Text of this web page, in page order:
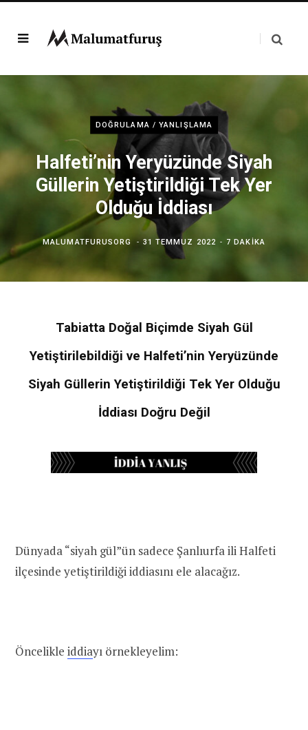
DOĞRULAMA / YANLIŞLAMA
Halfeti’nin Yeryüzünde Siyah
Güllerin Yetiştirildiği Tek Yer
Olduğu İddiası
MALUMATFURUSORG 31 TEMMUZ 2022 7 DAKIKA
Tabiatta Doğal Biçimde Siyah Gül
Yetiştirilebildiği ve Halfeti’nin Yeryüzünde
Siyah Güllerin Yetiştirildiği Tek Yer Olduğu
İddiası Doğru Değil
Dünyada “siyah gül”ün sadece Şanlıurfa ili Halfeti
ilçesinde yetiştirildiği iddiasını ele alacağız.
Öncelikle iddiayı örnekleyelim: